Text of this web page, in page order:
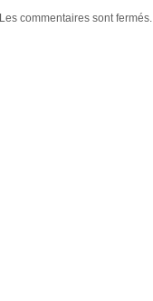
Les commentaires sont fermés.